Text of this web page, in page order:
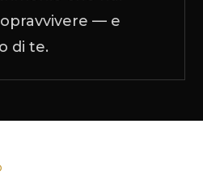
— e
di te.